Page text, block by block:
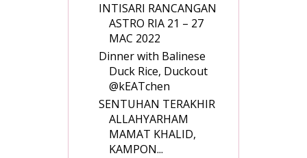
INTISARI RANCANGAN
ASTRO RIA 21 – 27
MAC 2022
Dinner with Balinese
Duck Rice, Duckout
@kEATchen
SENTUHAN TERAKHIR
ALLAHYARHAM
MAMAT KHALID,
KAMPON...